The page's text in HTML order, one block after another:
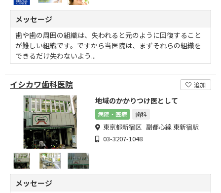
メッセージ
歯や歯の周囲の組織は、失われると元のように回復すること
が難しい組織です。ですから当医院は、まずそれらの組織を
できるだけ失わないよう...
イシカワ歯科医院 追加
地域のかかりつけ医として
病院・医療 歯科
東京都新宿区 副都心線 東新宿駅
03-3207-1048
メッセージ